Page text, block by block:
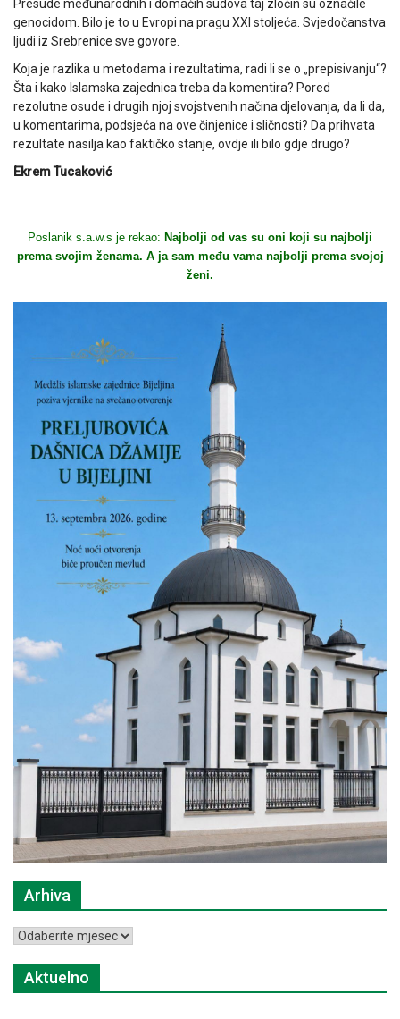
Presude međunarodnih i domaćih sudova taj zločin su označile
genocidom. Bilo je to u Evropi na pragu XXI stoljeća. Svjedočanstva
ljudi iz Srebrenice sve govore.
Koja je razlika u metodama i rezultatima, radi li se o „prepisivanju“?
Šta i kako Islamska zajednica treba da komentira? Pored
rezolutne osude i drugih njoj svojstvenih načina djelovanja, da li da,
u komentarima, podsjeća na ove činjenice i sličnosti? Da prihvata
rezultate nasilja kao faktičko stanje, ovdje ili bilo gdje drugo?
Ekrem Tucaković
Poslanik s.a.w.s je rekao: Najbolji od vas su oni koji su najbolji
prema svojim ženama. A ja sam među vama najbolji prema svojoj
ženi.
Arhiva
Arhiva
Aktuelno